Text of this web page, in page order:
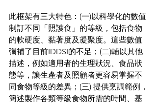
此框架有三大特色：(一)以科學化的數值
制訂不同「照護食」的等級，包括食物
的軟硬度、黏著度及凝聚度。這些數值
彌補了目前IDDSI的不足；(二)輔以其他
描述，例如適用者的生理狀況、食品狀
態等，讓生產者及照顧者更容易掌握不
同食物等級的差異；(三) 提供烹調範例，
簡述製作各類等級食物所需的時間、基